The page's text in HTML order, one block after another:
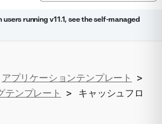
running v11.1, see the self-managed
アプリケーションテンプレート
>
テンプレート
>
キャッシュフロ